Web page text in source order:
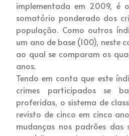
implementada em 2009, é
somatório ponderado dos
população. Como outros
um ano de base (100), neste
ao qual se comparam os
anos.
Tendo em conta que este
crimes participados se
proferidas, o sistema de
revisto de cinco em cinco
mudanças nos padrões das